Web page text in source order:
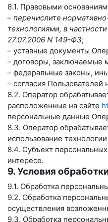
8.1. Правовыми
– перечислите
технологиями, в
27.07.2006 N 149-ФЗ;
– уставные документы
– договоры, заключаемые
– федеральные законы,
– согласия
8.2. Оператор
расположенные на сайте
персональные данные
8.3. Оператор
использование
8.4. Субъект
интересе.
9. Условия
9.1. Обработка
9.2. Обработка
осуществления
9.3. Обработка